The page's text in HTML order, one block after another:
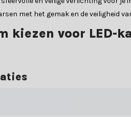
met het gemak en de veiligheid
kiezen voor LED-
van het merk Lumineo bieden de